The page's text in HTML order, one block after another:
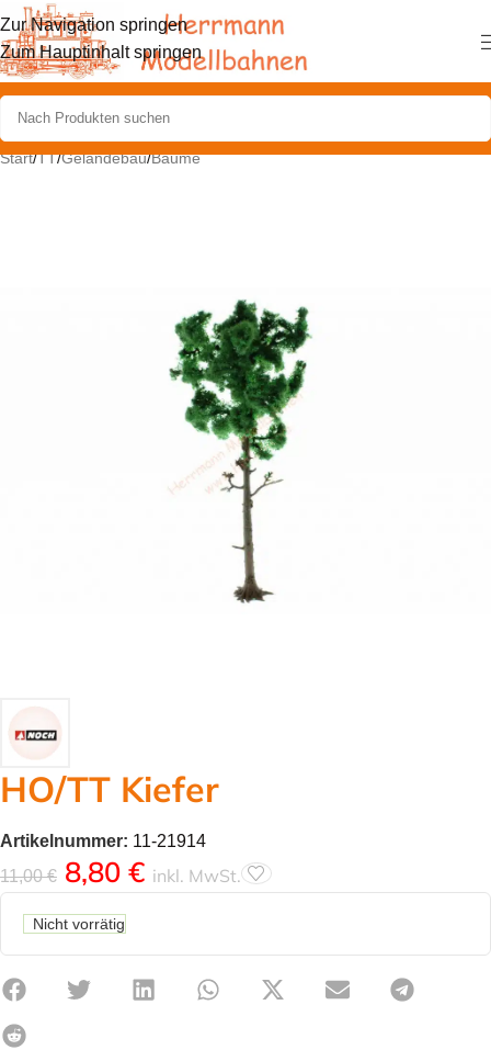
Zur Navigation springen
Zum Hauptinhalt springen
Start/TT/Geländebau/Bäume
HO/TT Kiefer
Artikelnummer: 11-21914
11,00€ 8,80 € inkl. MwSt.
Nicht vorrätig